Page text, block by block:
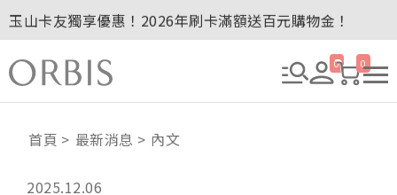
玉山卡友獨享優惠！2026年刷卡滿額送百元購物金！
2027年清新會員募集開跑！
全新回饋！聯邦卡友刷卡滿額送百元購物金！
贈品贈畢公告：ORBIS大理石紋午茶杯
贈品贈畢公告：ORBIS針織手提袋
…
0 0
首頁 最新消息 內文
2025.12.06